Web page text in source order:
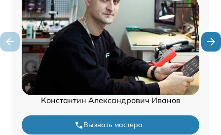
Константин Александрович Иванов
Вызвать мастера